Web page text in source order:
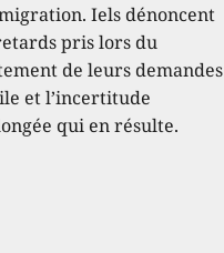
Iels dénoncent
pris lors du
de leurs demandes
et l’incertitude
qui en résulte.